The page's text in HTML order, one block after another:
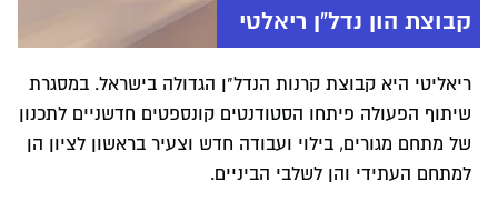
קבוצת הון נדל"ן ריאלטי
ריאליטי היא קבוצת קרנות הנדל"ן הגדולה בישראל. במסגרת
שיתוף הפעולה פיתחו הסטודנטים קונספטים חדשניים לתכנון
של מתחם מגורים, בילוי ועבודה חדש וצעיר בראשון לציון הן
למתחם העתידי והן לשלבי הביניים.